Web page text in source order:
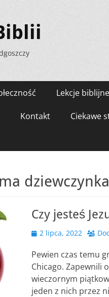
Lekcje biblijne
Kontakt Ciekawe
dziewczynka
Czy jesteś
Opublikowano
2 lipca, 2022
Pewien czas temu
Chicago. Zapewnili
wieczornym
jeden z nich przez